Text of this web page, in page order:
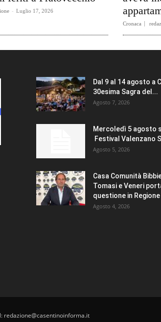
- Luglio 17, 2026
Cronaca
Dal 9 al 14 agosto a
30esima Sagra del...
Agosto 7, 2026
Mercoledì 5 agosto
Festival Valenzano
Agosto 5, 2026
Casa Comunità
Tomasi e Veneri
questione in Regione
Agosto 4, 2026
redazione@casentinoinforma.it